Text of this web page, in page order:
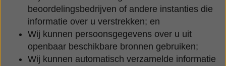
beoordelingsbedrijven of andere instanties die
informatie over u verstrekken; en
Wij kunnen persoonsgegevens over u uit
openbaar beschikbare bronnen gebruiken;
Wij kunnen automatisch verzamelde informatie